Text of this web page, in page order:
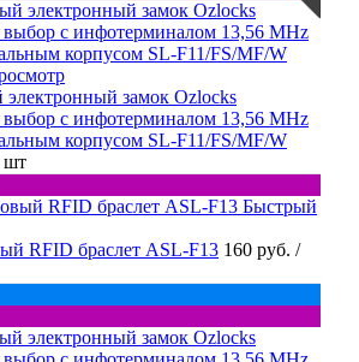
замок Ozlocks
с инфотерминалом 13,56 MHz
корпусом SL-F11/FS/MF/W
шт
Быстрый
RFID браслет ASL-F13 160 руб. /